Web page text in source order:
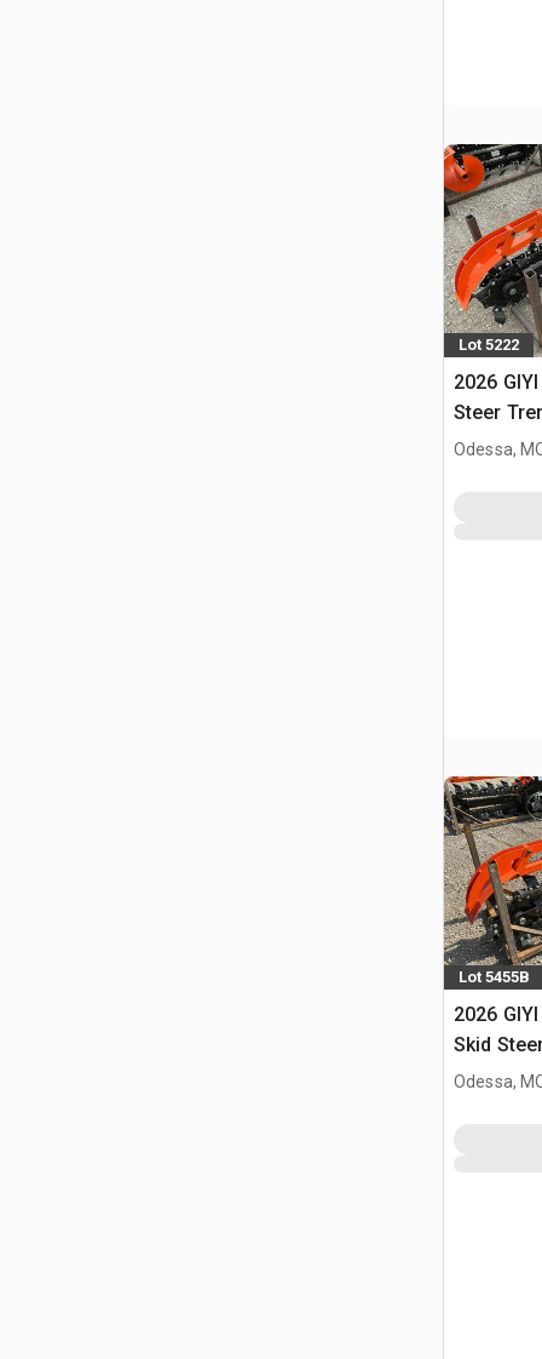
Lot 5222
2026
Steer
Odessa,
Lot 5455B
2026
Skid
(Unused)
Odessa,